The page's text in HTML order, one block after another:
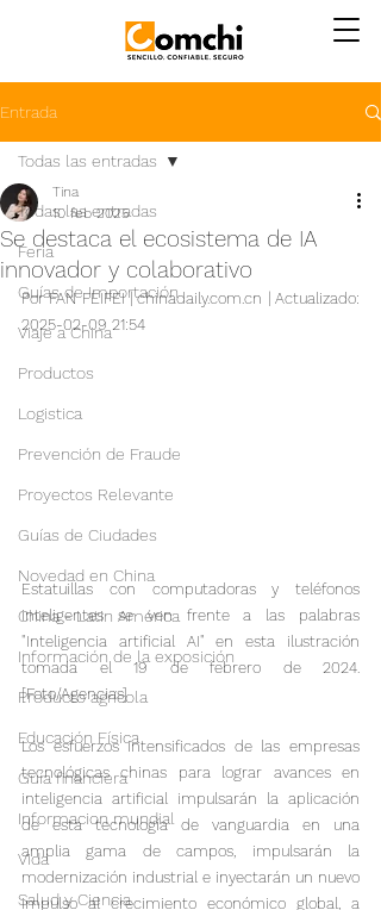
Entrada
Todas las entradas
Feria
Guías de Importación
Viaje a China
Productos
Logistica
Prevención de Fraude
Proyectos Relevante
Guías de Ciudades
Novedad en China
China - Latin América
Información de la exposición
Producto agrícola
Educación Física
Guía financiera
Informacion mundial
Vida
Salud y Ciencia
Todas las entradas
Se destaca el ecosistema de IA
innovador y colaborativo
Tina
10 feb 2025
Por FAN FEIFEI | chinadaily.com.cn | Actualizado:
2025-02-09 21:54
Estatuillas con computadoras y teléfonos
inteligentes se ven frente a las palabras
"Inteligencia artificial AI" en esta ilustración
tomada el 19 de febrero de 2024.
[Foto/Agencias]
Los esfuerzos intensificados de las empresas
tecnológicas chinas para lograr avances en
inteligencia artificial impulsarán la aplicación
de esta tecnología de vanguardia en una
amplia gama de campos, impulsarán la
modernización industrial e inyectarán un nuevo
impulso al crecimiento económico global, a